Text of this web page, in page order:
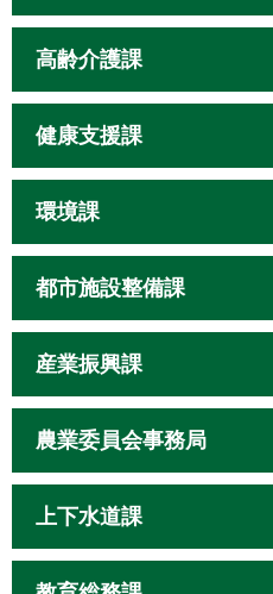
高齢介護課
健康支援課
環境課
都市施設整備課
産業振興課
農業委員会事務局
上下水道課